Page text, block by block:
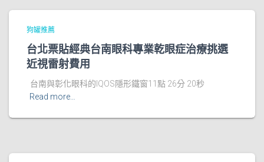
狗罐推薦
台北票貼經典台南眼科專業乾眼症治療挑選
近視雷射費用
台南與彰化眼科的IQOS隱形鐵窗11點 26分 20秒
Read more…